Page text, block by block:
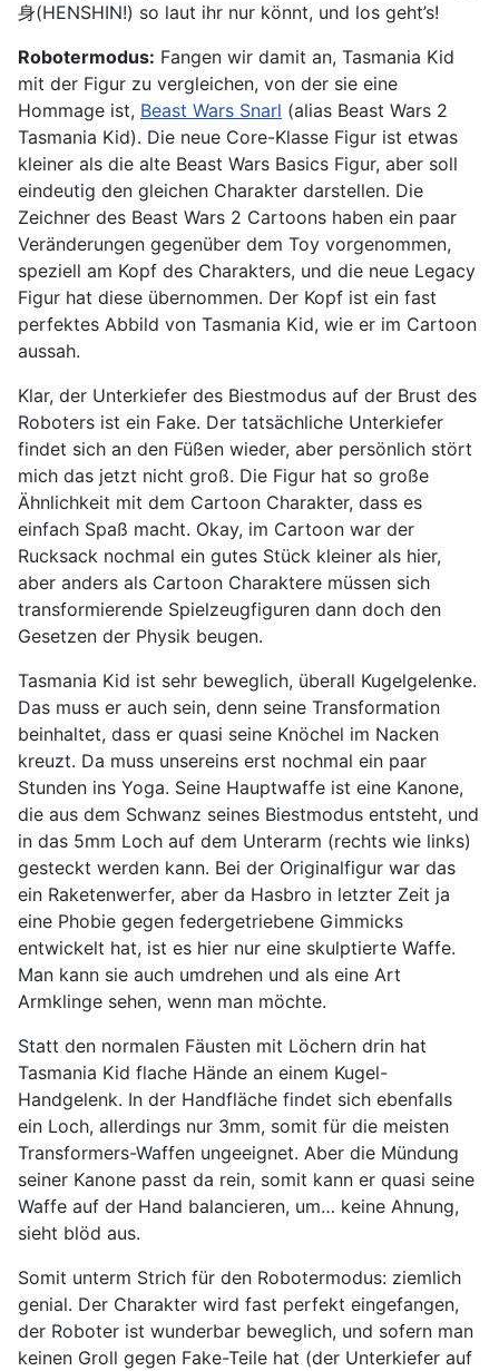
身(HENSHIN!) so laut ihr nur könnt, und los geht’s!
Robotermodus: Fangen wir damit an, Tasmania Kid
mit der Figur zu vergleichen, von der sie eine
Hommage ist, Beast Wars Snarl (alias Beast Wars 2
Tasmania Kid). Die neue Core-Klasse Figur ist etwas
kleiner als die alte Beast Wars Basics Figur, aber soll
eindeutig den gleichen Charakter darstellen. Die
Zeichner des Beast Wars 2 Cartoons haben ein paar
Veränderungen gegenüber dem Toy vorgenommen,
speziell am Kopf des Charakters, und die neue Legacy
Figur hat diese übernommen. Der Kopf ist ein fast
perfektes Abbild von Tasmania Kid, wie er im Cartoon
aussah.
Klar, der Unterkiefer des Biestmodus auf der Brust des
Roboters ist ein Fake. Der tatsächliche Unterkiefer
findet sich an den Füßen wieder, aber persönlich stört
mich das jetzt nicht groß. Die Figur hat so große
Ähnlichkeit mit dem Cartoon Charakter, dass es
einfach Spaß macht. Okay, im Cartoon war der
Rucksack nochmal ein gutes Stück kleiner als hier,
aber anders als Cartoon Charaktere müssen sich
transformierende Spielzeugfiguren dann doch den
Gesetzen der Physik beugen.
Tasmania Kid ist sehr beweglich, überall Kugelgelenke.
Das muss er auch sein, denn seine Transformation
beinhaltet, dass er quasi seine Knöchel im Nacken
kreuzt. Da muss unsereins erst nochmal ein paar
Stunden ins Yoga. Seine Hauptwaffe ist eine Kanone,
die aus dem Schwanz seines Biestmodus entsteht, und
in das 5mm Loch auf dem Unterarm (rechts wie links)
gesteckt werden kann. Bei der Originalfigur war das
ein Raketenwerfer, aber da Hasbro in letzter Zeit ja
eine Phobie gegen federgetriebene Gimmicks
entwickelt hat, ist es hier nur eine skulptierte Waffe.
Man kann sie auch umdrehen und als eine Art
Armklinge sehen, wenn man möchte.
Statt den normalen Fäusten mit Löchern drin hat
Tasmania Kid flache Hände an einem Kugel-
Handgelenk. In der Handfläche findet sich ebenfalls
ein Loch, allerdings nur 3mm, somit für die meisten
Transformers-Waffen ungeeignet. Aber die Mündung
seiner Kanone passt da rein, somit kann er quasi seine
Waffe auf der Hand balancieren, um… keine Ahnung,
sieht blöd aus.
Somit unterm Strich für den Robotermodus: ziemlich
genial. Der Charakter wird fast perfekt eingefangen,
der Roboter ist wunderbar beweglich, und sofern man
keinen Groll gegen Fake-Teile hat (der Unterkiefer auf